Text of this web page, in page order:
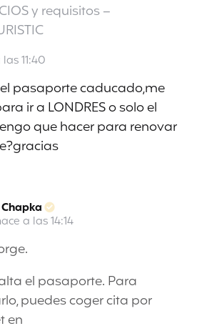
y requisitos –
11:40
pasaporte caducado,me
ir a LONDRES o solo el
que hacer para renovar
a las 14:14
el pasaporte. Para
puedes coger cita por
en